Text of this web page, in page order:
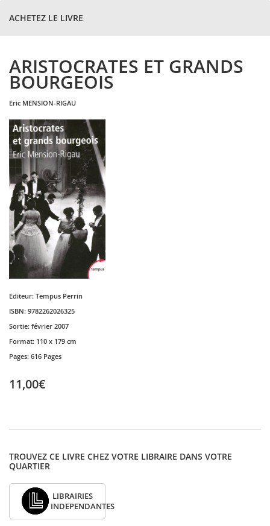
ACHETEZ LE LIVRE
ARISTOCRATES ET GRANDS
BOURGEOIS
eric MENSION-RIGAU
Editeur: Tempus Perrin
ISBN: 9782262026325
Sortie: février 2007
Format: 110 x 179 cm
Pages: 616 Pages
11,00€
TROUVEZ CE LIVRE CHEZ VOTRE LIBRAIRE DANS VOTRE
QUARTIER
LIBRAIRIES
INDEPENDANTES